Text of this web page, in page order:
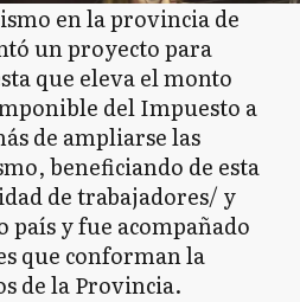
en la provincia de
un proyecto para
que eleva el monto
del Impuesto a
de ampliarse las
beneficiando de esta
de trabajadores/ y
país y fue acompañado
que conforman la
de la Provincia.